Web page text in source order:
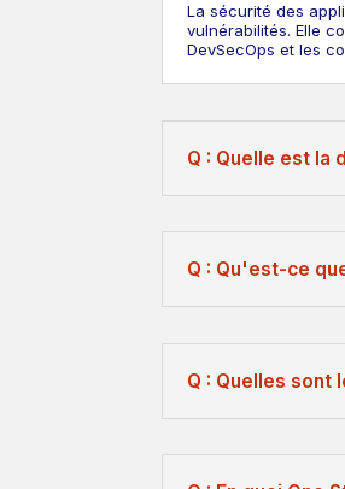
La sécurité des
vulnérabilités. Elle
DevSecOps et les
Q : Quelle est la
Q : Qu'est-ce
Q : Quelles sont